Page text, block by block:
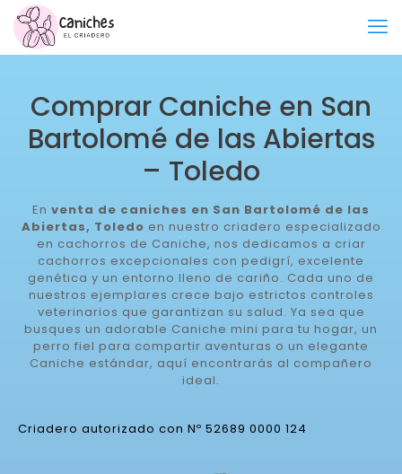
Comprar Caniche en San
Bartolomé de las Abiertas
– Toledo
En venta de caniches en San Bartolomé de las
Abiertas, Toledo en nuestro criadero especializado
en cachorros de Caniche, nos dedicamos a criar
cachorros excepcionales con pedigrí, excelente
genética y un entorno lleno de cariño. Cada uno de
nuestros ejemplares crece bajo estrictos controles
veterinarios que garantizan su salud. Ya sea que
busques un adorable Caniche mini para tu hogar, un
perro fiel para compartir aventuras o un elegante
Caniche estándar, aquí encontrarás al compañero
ideal.
Criadero autorizado con Nº 52689 0000 124